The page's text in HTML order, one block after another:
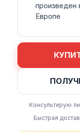
произведен
Европе
Консультирую
Быстрая